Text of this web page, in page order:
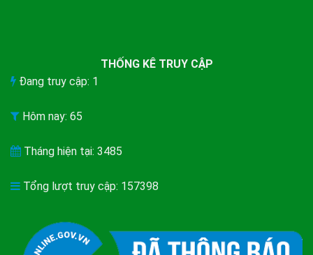
THỐNG KÊ TRUY CẬP
Đang truy cập: 1
Hôm nay: 65
Tháng hiện tại: 3485
Tổng lượt truy cập: 157398